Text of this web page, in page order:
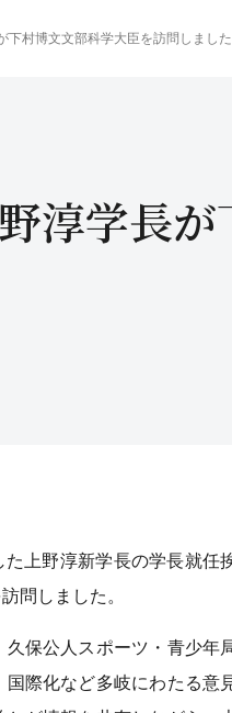
下村博文文部科学大臣を訪問しました
淳学長
た上野淳新学長の学長就任
問しました。
保公人スポーツ・青少年
際化など多岐にわたる意